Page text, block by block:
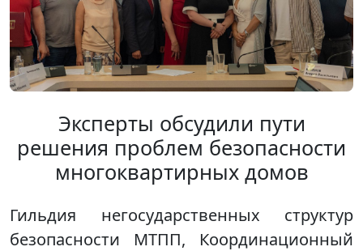
Эксперты обсудили пути
решения проблем безопасности
многоквартирных домов
Гильдия негосударственных структур
безопасности МТПП, Координационный